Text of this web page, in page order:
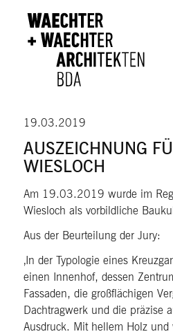
19.03.2019
AUSZEICHNUNG
WIESLOCH
Am 19.03.2019 wurde im
Wiesloch als vorbildliche
Aus der Beurteilung der Jury:
‚In der Typologie eines
einen Innenhof, dessen
Fassaden, die großflächigen
Dachtragwerk und die präzise
Ausdruck. Mit hellem Holz und